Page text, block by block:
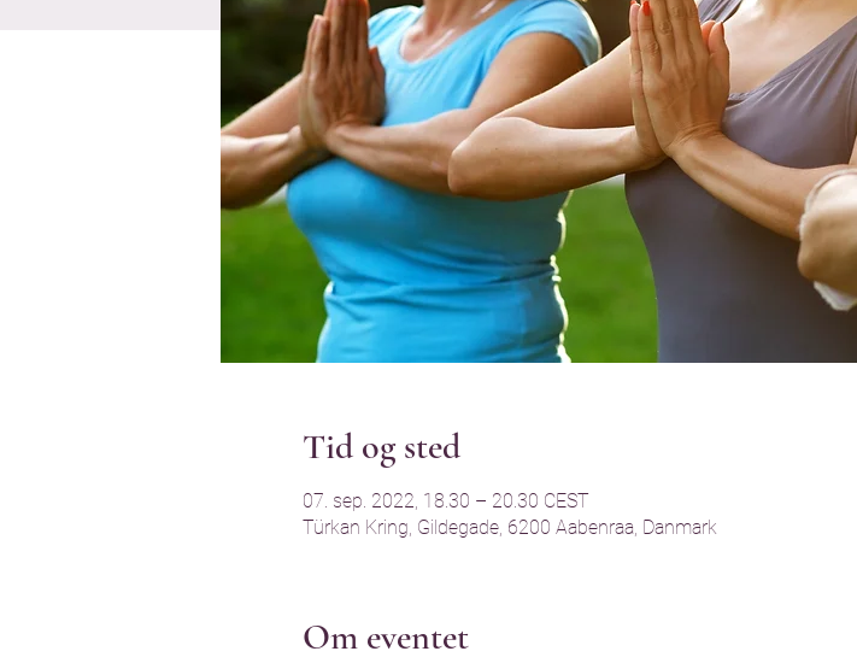
Tid og sted
07. sep. 2022, 18.30 – 20.30 CEST
Türkan Kring, Gildegade, 6200 Aabenraa, Danmark
Om eventet